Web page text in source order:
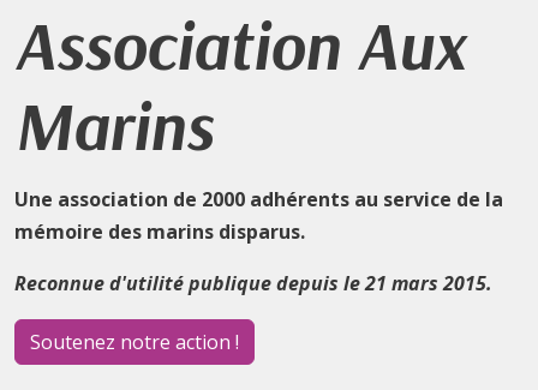
Association Aux
Marins
Une association de 2000 adhérents au service de la
mémoire des marins disparus.
Reconnue d'utilité publique depuis le 21 mars 2015.
Soutenez notre action !